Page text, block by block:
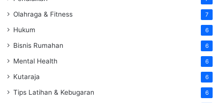
Olahraga & Fitness 7
Hukum 6
Bisnis Rumahan 6
Mental Health 6
Kutaraja 6
Tips Latihan & Kebugaran 6